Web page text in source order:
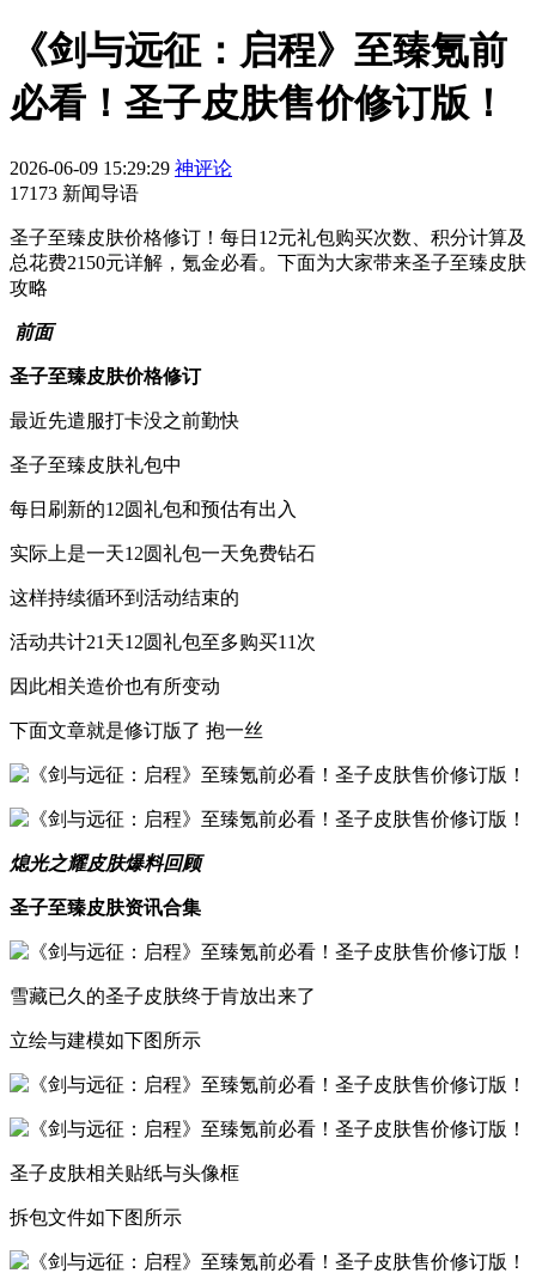
《剑与远征：启程》至臻氪前
必看！圣子皮肤售价修订版！
2026-06-09 15:29:29 神评论
17173 新闻导语
圣子至臻皮肤价格修订！每日12元礼包购买次数、积分计算及
总花费2150元详解，氪金必看。下面为大家带来圣子至臻皮肤
攻略
前面
圣子至臻皮肤价格修订
最近先遣服打卡没之前勤快
圣子至臻皮肤礼包中
每日刷新的12圆礼包和预估有出入
实际上是一天12圆礼包一天免费钻石
这样持续循环到活动结束的
活动共计21天12圆礼包至多购买11次
因此相关造价也有所变动
下面文章就是修订版了 抱一丝
熄光之耀皮肤爆料回顾
圣子至臻皮肤资讯合集
雪藏已久的圣子皮肤终于肯放出来了
立绘与建模如下图所示
圣子皮肤相关贴纸与头像框
拆包文件如下图所示